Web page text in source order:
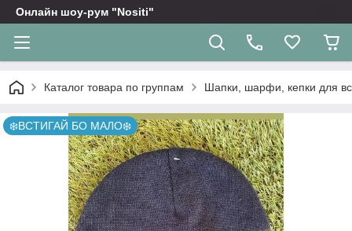
Онлайн шоу-рум "Nositi"
Каталог товара по группам Шапки, шарфи, кепки для
❄️ВСТИГАЙ БО МАЛО❄️